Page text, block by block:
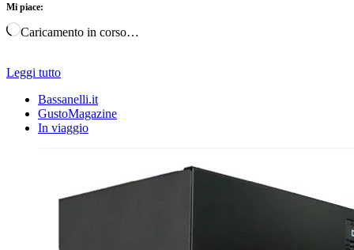
Mi piace:
Caricamento in corso…
Leggi tutto
Bassanelli.it
GustoMagazine
In viaggio